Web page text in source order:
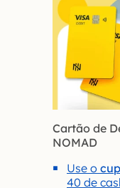
Cartão de
NOMAD
Use o
40 de